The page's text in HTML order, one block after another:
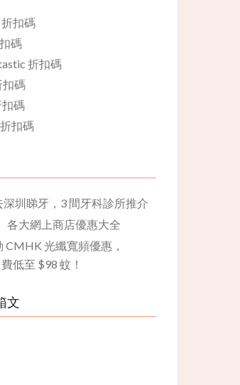
扣碼
碼
折扣碼
扣碼
扣碼
扣碼
深圳睇牙，3 間牙科診所推介
各大網上商店優惠大全
CMHK 光纖寬頻優惠，
低至 $98 蚊！
文